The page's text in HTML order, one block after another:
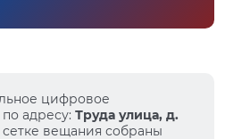
цифровое
адресу: Труда улица, д.
вещания собраны